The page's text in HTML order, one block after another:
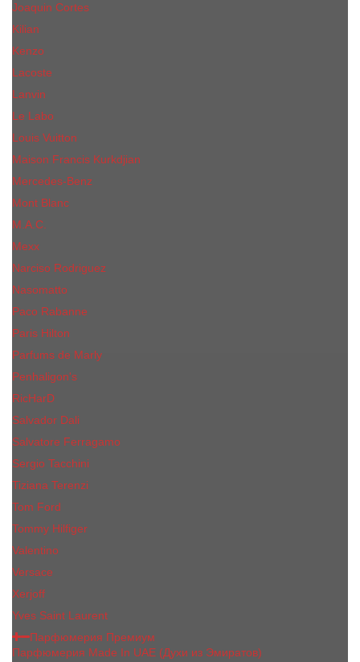
Joaquin Сortes
Kilian
Kenzo
Lacoste
Lanvin
Le Labo
Louis Vuitton
Maison Francis Kurkdjian
Mercedes-Benz
Mont Blanc
M.А.C.
Mexx
Narciso Rodriguez
Nasomatto
Paco Rabanne
Paris Hilton
Parfums de Marly
Penhaligon​'s
RicHarD
Salvador Dali
Salvatore Ferragamo
Sergio Tacchini
Tiziana Terenzi
Tom Ford
Tommy Hilfiger
Valentino
Versace
Xerjoff
Yves Saint Laurent
Парфюмерия Премиум
Парфюмерия Made In UAE (Духи из Эмиратов)